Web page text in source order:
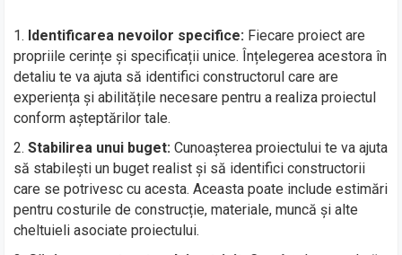
Identificarea nevoilor specifice: Fiecare proiect are
propriile cerințe și specificații unice. Înțelegerea acestora în
detaliu te va ajuta să identifici constructorul care are
experiența și abilitățile necesare pentru a realiza proiectul
conform așteptărilor tale.
Stabilirea unui buget: Cunoașterea proiectului te va ajuta
să stabilești un buget realist și să identifici constructorii
care se potrivesc cu acesta. Aceasta poate include estimări
pentru costurile de construcție, materiale, muncă și alte
cheltuieli asociate proiectului.